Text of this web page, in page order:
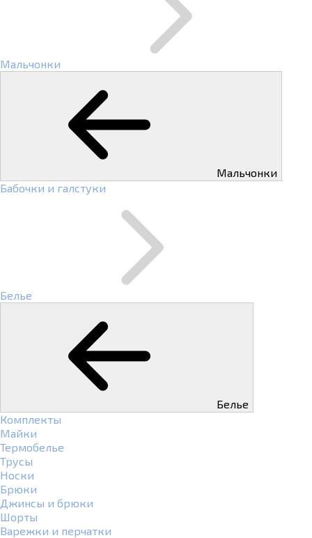
Мальчонки
Мальчонки
Бабочки и галстуки
Белье
Белье
Комплекты
Майки
Термобелье
Трусы
Носки
Брюки
Джинсы и брюки
Шорты
Варежки и перчатки